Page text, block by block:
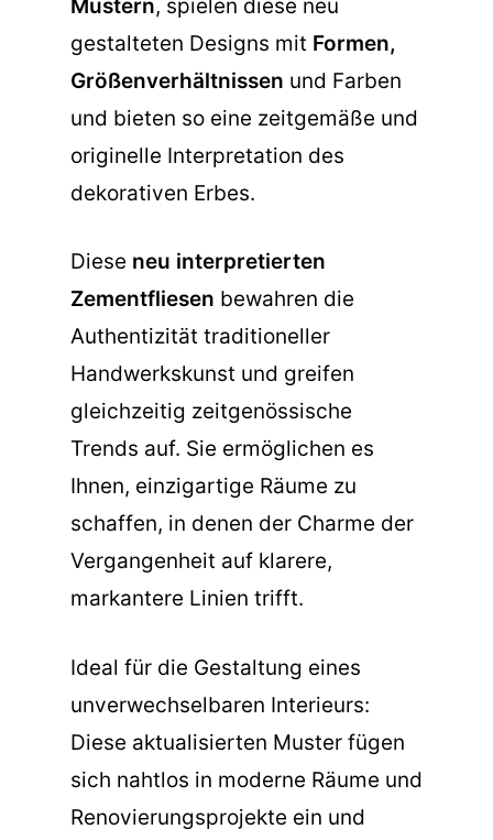
Mustern, spielen diese neu
gestalteten Designs mit Formen,
Größenverhältnissen und Farben
und bieten so eine zeitgemäße und
originelle Interpretation des
dekorativen Erbes.
Diese neu interpretierten
Zementfliesen bewahren die
Authentizität traditioneller
Handwerkskunst und greifen
gleichzeitig zeitgenössische
Trends auf. Sie ermöglichen es
Ihnen, einzigartige Räume zu
schaffen, in denen der Charme der
Vergangenheit auf klarere,
markantere Linien trifft.
Ideal für die Gestaltung eines
unverwechselbaren Interieurs:
Diese aktualisierten Muster fügen
sich nahtlos in moderne Räume und
Renovierungsprojekte ein und